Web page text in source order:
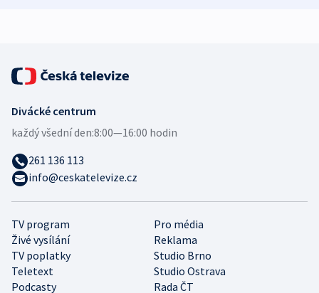
TV program
Pro média
Živé vysílání
Reklama
TV poplatky
Studio Brno
Teletext
Studio Ostrava
Podcasty
Rada ČT
Divácké centrum
každý všední den:8:00—16:00 hodin
261 136 113
info@ceskatelevize.cz